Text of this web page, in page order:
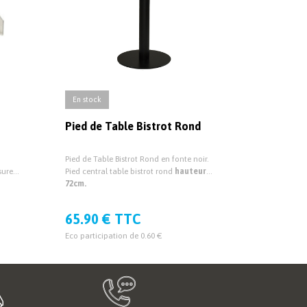
En stock
Pied de Table Bistrot Rond
Pied de Table Bistrot Rond en fonte noir.
Pied central table bistrot rond hauteur
72cm.
65.90 € TTC
Eco participation de 0.60 €